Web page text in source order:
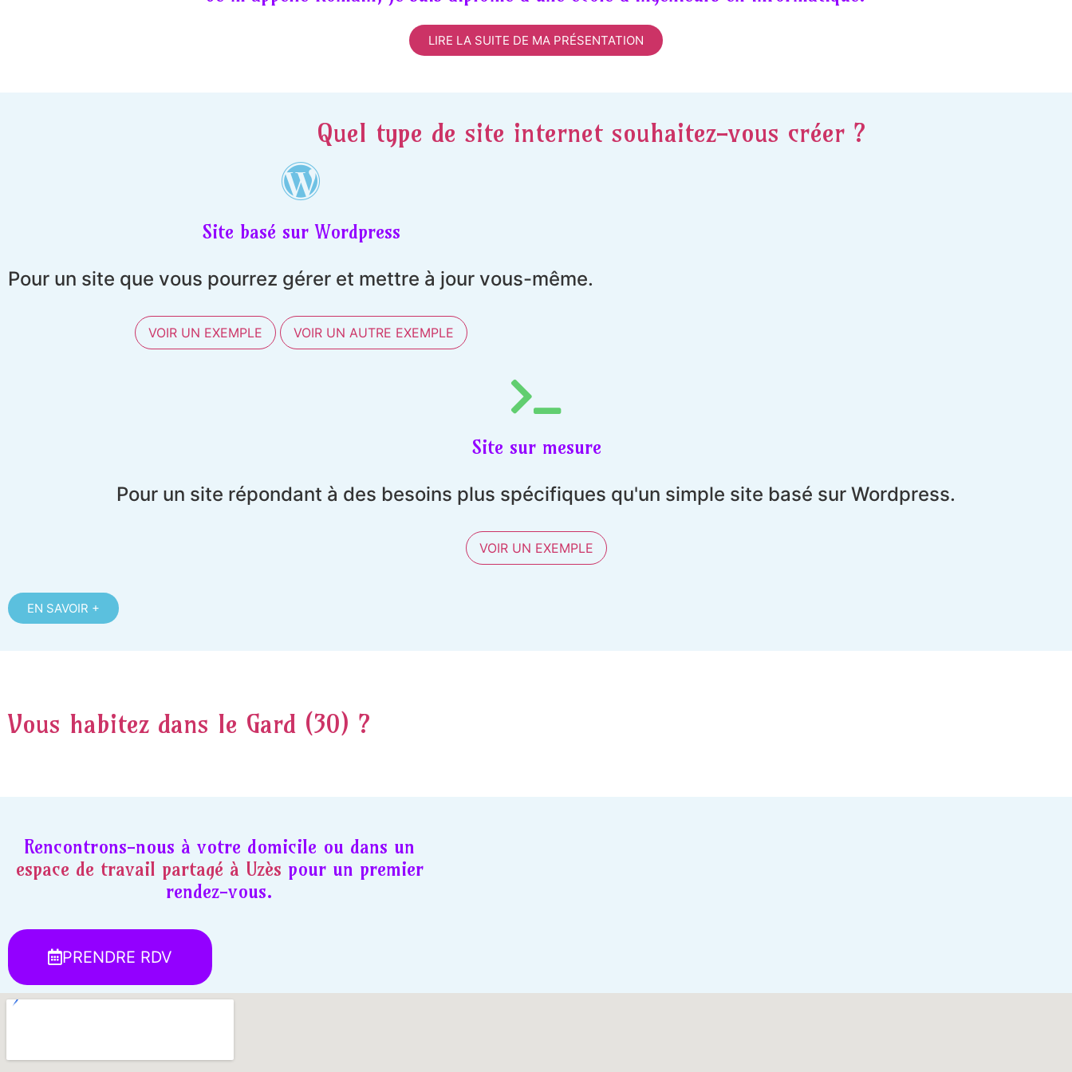
LIRE LA SUITE DE MA PRÉSENTATION
Quel type de site internet souhaitez-vous créer ?
Site basé sur Wordpress
Pour un site que vous pourrez gérer et mettre à jour vous-même.
VOIR UN EXEMPLE VOIR UN AUTRE EXEMPLE
Site sur mesure
Pour un site répondant à des besoins plus spécifiques qu'un simple site basé sur Wordpress.
VOIR UN EXEMPLE
EN SAVOIR +
Vous habitez dans le Gard (30) ?
Rencontrons-nous à votre domicile ou dans un
espace de travail partagé à Uzès pour un premier
rendez-vous.
PRENDRE RDV